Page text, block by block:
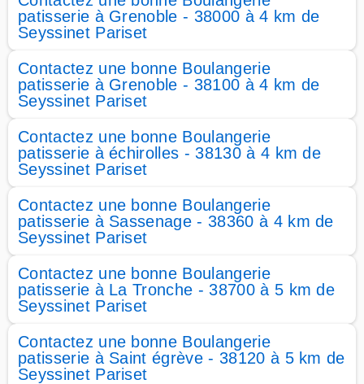
patisserie à Grenoble - 38000 à 4 km de
Seyssinet Pariset
Contactez une bonne Boulangerie
patisserie à Grenoble - 38100 à 4 km de
Seyssinet Pariset
Contactez une bonne Boulangerie
patisserie à échirolles - 38130 à 4 km de
Seyssinet Pariset
Contactez une bonne Boulangerie
patisserie à Sassenage - 38360 à 4 km de
Seyssinet Pariset
Contactez une bonne Boulangerie
patisserie à La Tronche - 38700 à 5 km de
Seyssinet Pariset
Contactez une bonne Boulangerie
patisserie à Saint égrève - 38120 à 5 km de
Seyssinet Pariset